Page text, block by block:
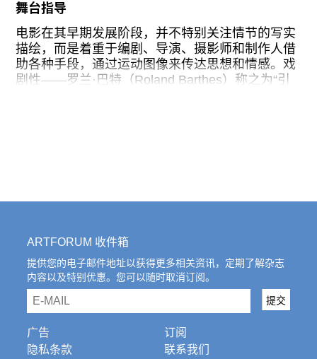
订阅
往期内容
舞台指导
电影在其早期发展阶段，并不特别关注情节的写实
描绘，而是着重于编剧、导演、摄影师和制作人借
助各种手段，通过运动图像来传达思想和情感。戏
剧性——罗兰·巴特（Roland Barthes）称之为“引
且很快就被普遍认为是两种根本对立的艺术门类。
思考，并设想如何有说服力地将这些思考投入银
幕。沃纳·施罗德（Werner Schroeter）和赖纳·维
尔纳·法斯宾德（Rainer Werner Fassbinder）在后
现代戏剧的考验中锻造出他们的实验电影，而最
近，亦有像王沛智（Patrick Wang，《面包工厂》
A Bread Factory
]）、约瑟芬·戴克（Josephine
Decker，《玛德琳的玛德琳》[Madeline’s
ARTFORUM 收件箱
提供您的电子邮件地址以获得更多相关资讯，定期了解杂志
内容以及特别优惠。您可以随时取消订阅。
email 提交
广告
隐私条款
订阅
联系我们